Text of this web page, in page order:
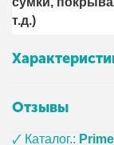
т.д.)
Отзывы
🗸 Каталог.: